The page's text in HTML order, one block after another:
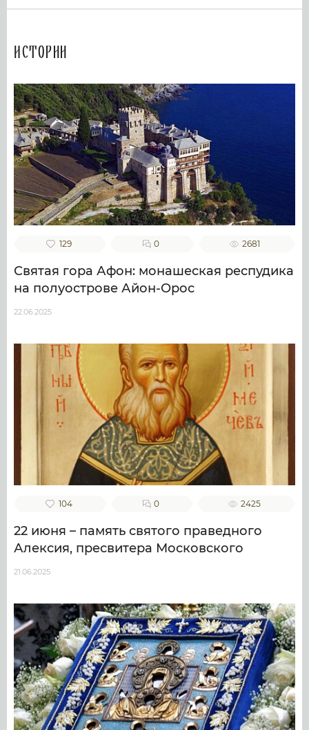
Истории
129 0 2681
Святая гора Афон: монашеская респудика
на полуострове Айон-Орос
22.06.2025
104 0 2425
22 июня – память святого праведного
Алексия, пресвитера Московского
21.06.2025